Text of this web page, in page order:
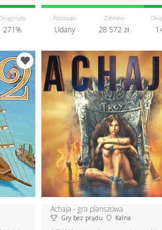
271%
Pozostało
Udany
Zebrano
28 572 zł
Achaja - gra planszowa
Gry bez prądu Kalna